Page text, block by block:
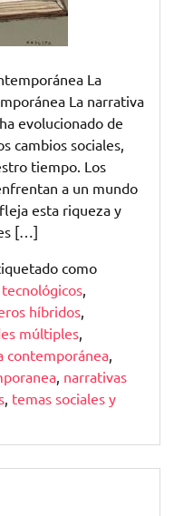
La
La narrativa
evolucionado de
cambios sociales,
tiempo. Los
a un mundo
esta riqueza y
[…]
como
,
híbridos,
múltiples,
contemporánea,
, narrativas
, temas sociales y